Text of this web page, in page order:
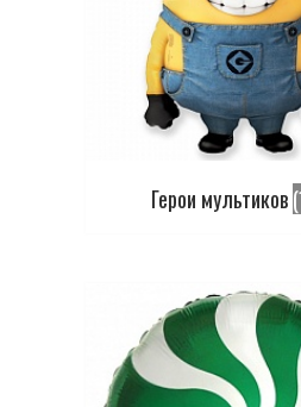
Герои мультиков